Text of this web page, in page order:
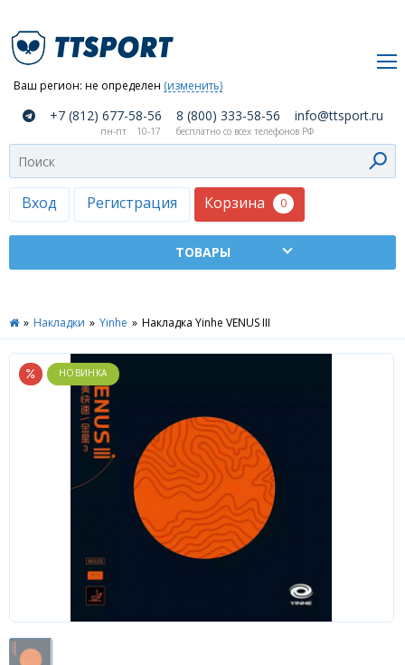
Ваш регион: не определен (изменить)
Вход Регистрация Корзина 0
компании
Как
сделать
заказ
Оплата
доставка
Москва
Дилеры
+7 (812) 677-58-56 8 (800) 333-58-56 info@ttsport.ru
пн-пт 10-17 бесплатно со всех телефонов РФ
» Накладки » Yinhe » Накладка Yinhe VENUS III